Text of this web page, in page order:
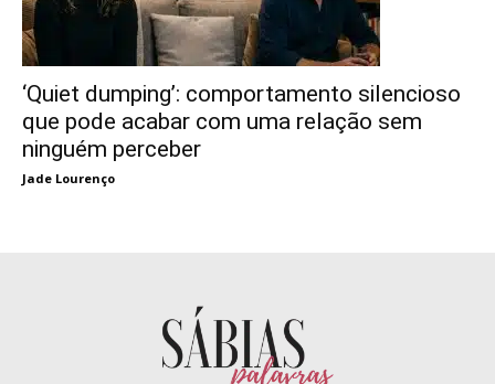
‘Quiet dumping’: comportamento silencioso
que pode acabar com uma relação sem
ninguém perceber
Jade Lourenço